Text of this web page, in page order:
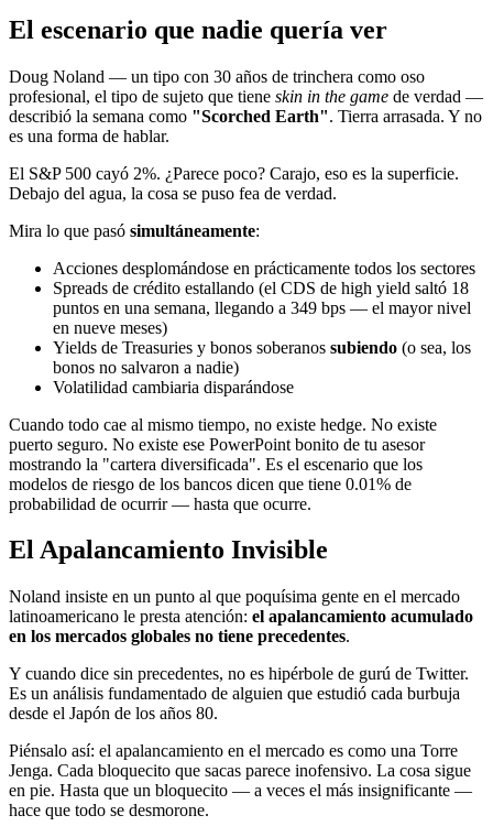
El escenario que nadie quería ver
Doug Noland — un tipo con 30 años de trinchera como oso
profesional, el tipo de sujeto que tiene skin in the game de verdad —
describió la semana como "Scorched Earth". Tierra arrasada. Y no
es una forma de hablar.
El S&P 500 cayó 2%. ¿Parece poco? Carajo, eso es la superficie.
Debajo del agua, la cosa se puso fea de verdad.
Mira lo que pasó simultáneamente:
Acciones desplomándose en prácticamente todos los sectores
Spreads de crédito estallando (el CDS de high yield saltó 18
puntos en una semana, llegando a 349 bps — el mayor nivel
en nueve meses)
Yields de Treasuries y bonos soberanos subiendo (o sea, los
bonos no salvaron a nadie)
Volatilidad cambiaria disparándose
Cuando todo cae al mismo tiempo, no existe hedge. No existe
puerto seguro. No existe ese PowerPoint bonito de tu asesor
mostrando la "cartera diversificada". Es el escenario que los
modelos de riesgo de los bancos dicen que tiene 0.01% de
probabilidad de ocurrir — hasta que ocurre.
El Apalancamiento Invisible
Noland insiste en un punto al que poquísima gente en el mercado
latinoamericano le presta atención: el apalancamiento acumulado
en los mercados globales no tiene precedentes.
Y cuando dice sin precedentes, no es hipérbole de gurú de Twitter.
Es un análisis fundamentado de alguien que estudió cada burbuja
desde el Japón de los años 80.
Piénsalo así: el apalancamiento en el mercado es como una Torre
Jenga. Cada bloquecito que sacas parece inofensivo. La cosa sigue
en pie. Hasta que un bloquecito — a veces el más insignificante —
hace que todo se desmorone.